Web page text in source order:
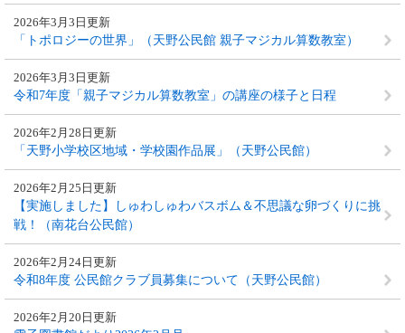
「トポロジーの世界」（天野公民館 親子マジカル算数教室）
2026年3月3日更新
令和7年度「親子マジカル算数教室」の講座の様子と日程
2026年3月3日更新
「天野小学校区地域・学校園作品展」（天野公民館）
2026年2月28日更新
【実施しました】しゅわしゅわバスボム＆不思議な卵づくりに挑
戦！（南花台公民館）
2026年2月25日更新
令和8年度 公民館クラブ員募集について（天野公民館）
2026年2月24日更新
2026年2月20日更新